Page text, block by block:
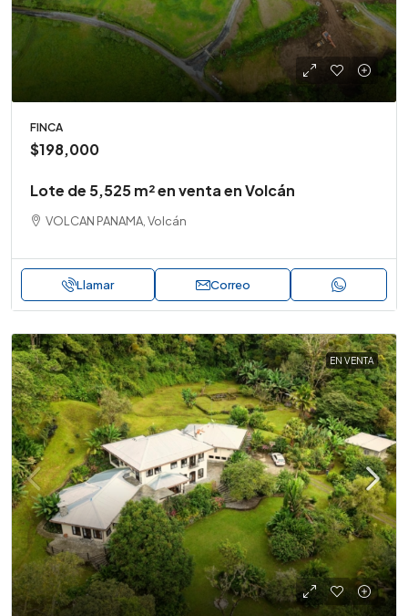
FINCA
$198,000
Lote de 5,525 m² en venta en Volcán
VOLCAN PANAMA, Volcán
Llamar Correo
EN VENTA